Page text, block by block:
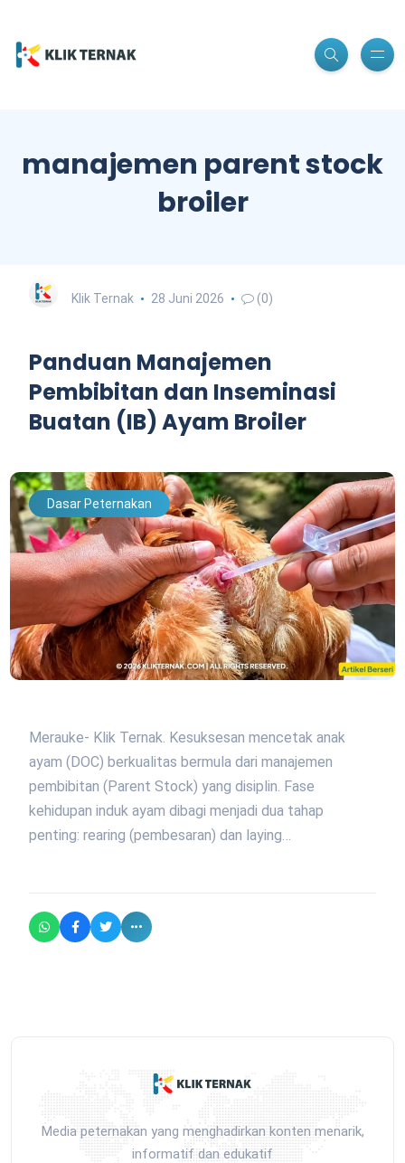
manajemen parent stock
broiler
Klik Ternak 28 Juni 2026 (0)
Panduan Manajemen
Pembibitan dan Inseminasi
Buatan (IB) Ayam Broiler
Dasar Peternakan
Merauke- Klik Ternak. Kesuksesan mencetak anak
ayam (DOC) berkualitas bermula dari manajemen
pembibitan (Parent Stock) yang disiplin. Fase
kehidupan induk ayam dibagi menjadi dua tahap
penting: rearing (pembesaran) dan laying…
Media peternakan yang menghadirkan konten menarik,
informatif dan edukatif